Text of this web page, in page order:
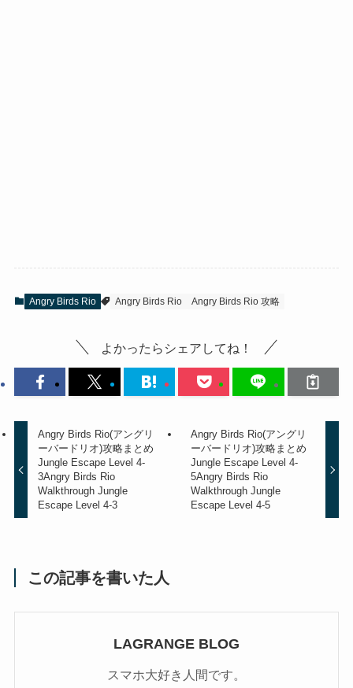
Angry Birds Rio Angry Birds Rio Angry Birds Rio 攻略
よかったらシェアしてね！
Angry Birds Rio(アングリ
ーバードリオ)攻略まとめ
Jungle Escape Level 4-
3Angry Birds Rio
Walkthrough Jungle
Escape Level 4-3
Angry Birds Rio(アングリ
ーバードリオ)攻略まとめ
Jungle Escape Level 4-
5Angry Birds Rio
Walkthrough Jungle
Escape Level 4-5
この記事を書いた人
LAGRANGE BLOG
スマホ大好き人間です。